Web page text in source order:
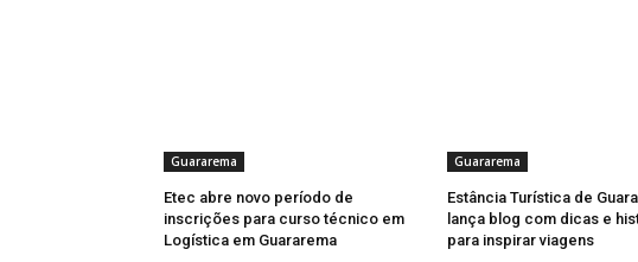
Guararema
Etec abre novo período de
inscrições para curso técnico em
Logística em Guararema
Guararema
Estância Turística de
lança blog com dicas e
para inspirar viagens